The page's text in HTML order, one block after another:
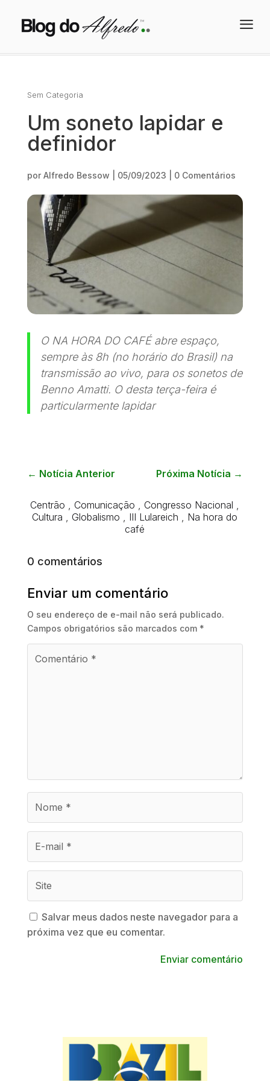
a
Sem Categoria
Um soneto lapidar e
definidor
por Alfredo Bessow 05/09/2023 0 Comentários
O NA HORA DO CAFÉ abre espaço,
sempre às 8h (no horário do Brasil) na
transmissão ao vivo, para os sonetos de
Benno Amatti. O desta terça-feira é
particularmente lapidar
← Notícia Anterior Próxima Notícia →
Centrão , Comunicação , Congresso Nacional ,
Cultura , Globalismo , III Lulareich , Na hora do
café
0 comentários
Enviar um comentário
O seu endereço de e-mail não será publicado.
Campos obrigatórios são marcados com *
Salvar meus dados neste navegador para a
próxima vez que eu comentar.
Enviar comentário